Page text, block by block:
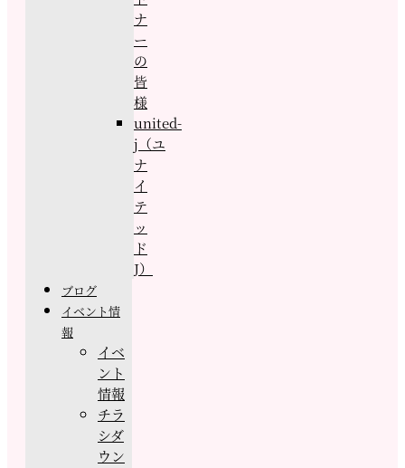
ナ
ー
の
皆
様
united-
j（ユ
ナ
イ
テ
ッ
ド
J）
ブログ
イベント情
報
イベ
ント
情報
チラ
シダ
ウン